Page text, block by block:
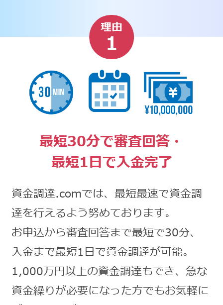
理由
1
最短30分で審査回答・
最短1日で入金完了
資金調達.comでは、最短最速で資金調
達を行えるよう努めております。
お申込から審査回答まで最短で30分、
入金まで最短1日で資金調達が可能。
1,000万円以上の資金調達もでき、急な
資金繰りが必要になった方でもお気軽に